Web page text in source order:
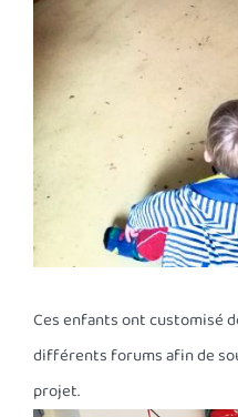
Ces enfants ont customisé
différents forums afin de
projet.